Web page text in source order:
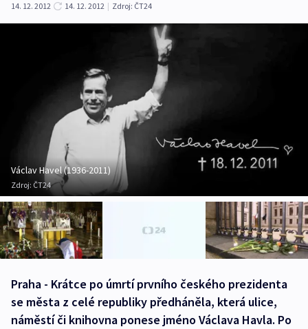
14. 12. 2012
14. 12. 2012 | Zdroj: ČT24
Václav Havel (1936-2011)
Zdroj: ČT24
Praha - Krátce po úmrtí prvního českého prezidenta
se města z celé republiky předháněla, která ulice,
náměstí či knihovna ponese jméno Václava Havla. Po